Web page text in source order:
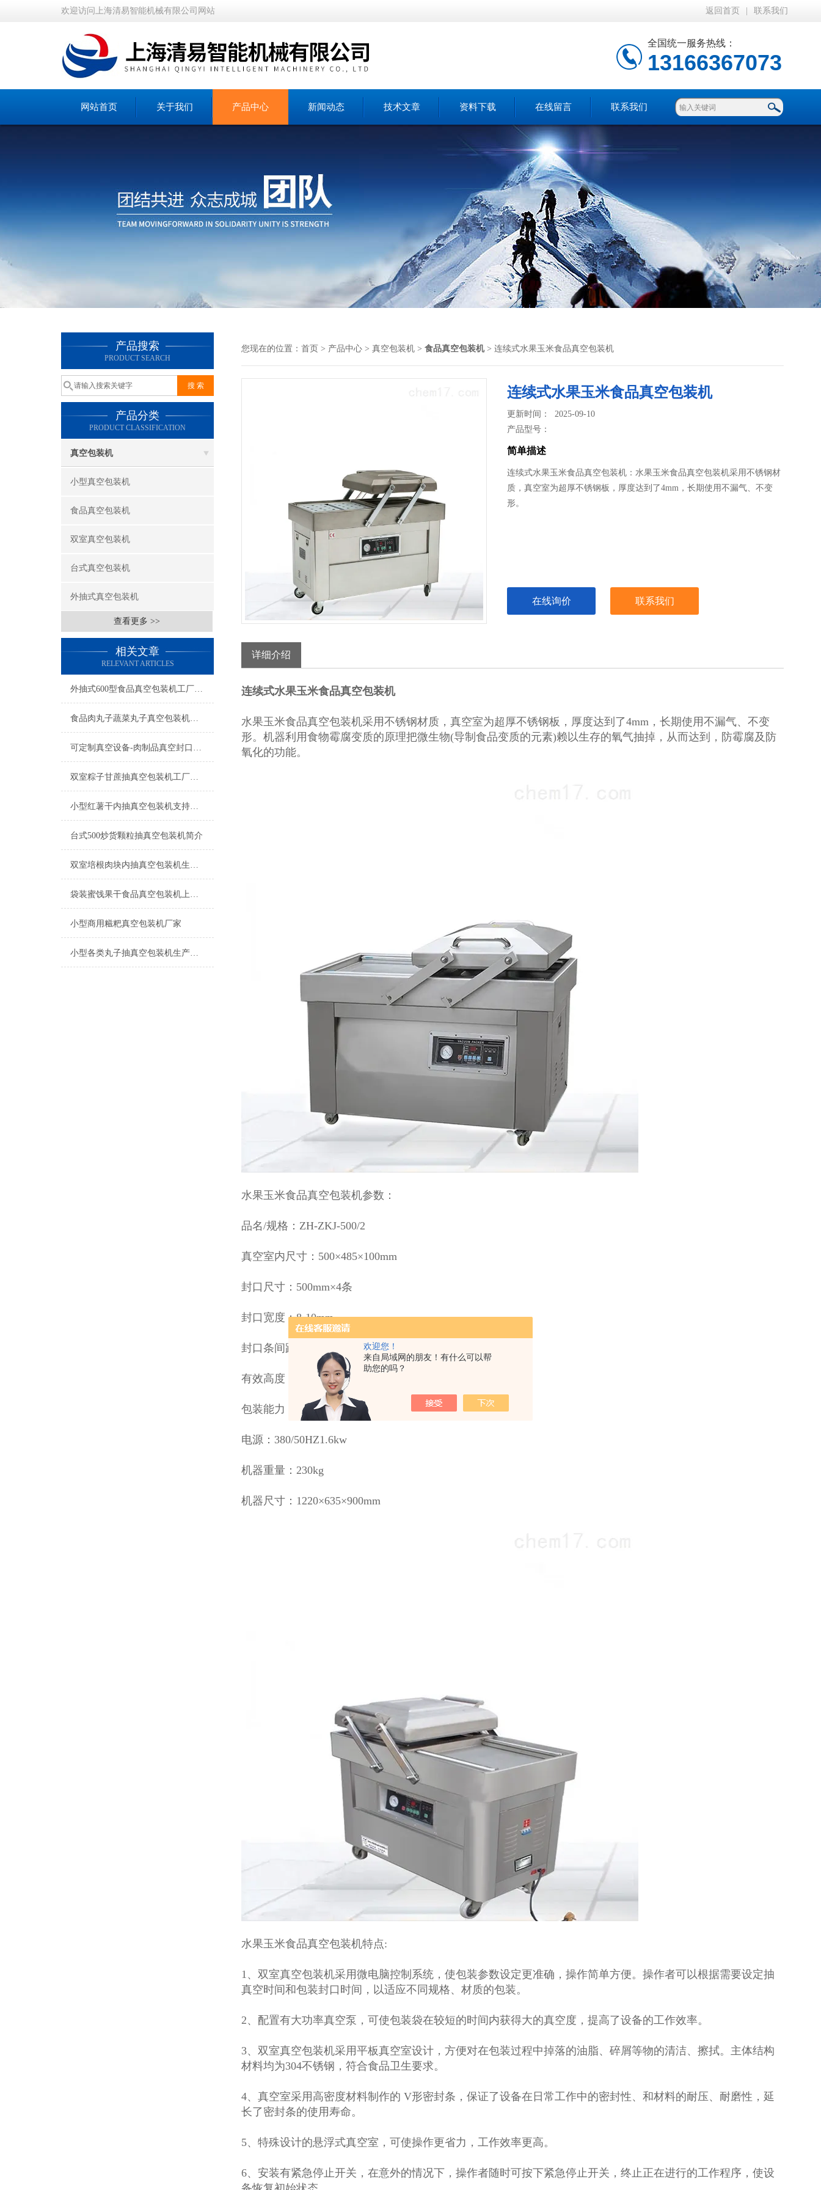
欢迎您！
来自局域网的朋友！有什么可以帮
助您的吗？
欢迎访问上海清易智能机械有限公司网站 返回首页 联系我们
全国统一服务热线：
13166367073
网站首页 关于我们 产品中心 新闻动态 技术文章 资料下载 在线留言 联系我们
产品搜索
PRODUCT SEARCH
产品分类
PRODUCT CLASSIFICATION
真空包装机
小型真空包装机
食品真空包装机
双室真空包装机
台式真空包装机
外抽式真空包装机
查看更多 >>
相关文章
RELEVANT ARTICLES
外抽式600型食品真空包装机工厂生产
食品肉丸子蔬菜丸子真空包装机操作简单
可定制真空设备-肉制品真空封口机-食品真空包装机厂家
双室粽子甘蔗抽真空包装机工厂生产
小型红薯干内抽真空包装机支持定制
台式500炒货颗粒抽真空包装机简介
双室培根肉块内抽真空包装机生产厂家
袋装蜜饯果干食品真空包装机上海厂家
小型商用糍粑真空包装机厂家
小型各类丸子抽真空包装机生产厂家
您现在的位置： 首页 > 产品中心 > 真空包装机 > 食品真空包装机> 连续式水果玉米食品真空包装机
连续式水果玉米食品真空包装机
更新时间： 2025-09-10
产品型号：
简单描述
连续式水果玉米食品真空包装机：水果玉米食品真空包装机采用不锈钢材
质，真空室为超厚不锈钢板，厚度达到了4mm，长期使用不漏气、不变
形。
在线询价 联系我们
详细介绍
连续式水果玉米食品真空包装机
水果玉米食品真空包装机采用不锈钢材质，真空室为超厚不锈钢板，厚度达到了4mm，长期使用不漏气、不变
形。机器利用食物霉腐变质的原理把微生物(导制食品变质的元素)赖以生存的氧气抽掉，从而达到，防霉腐及防
氧化的功能。
水果玉米食品真空包装机参数：
品名/规格：ZH-ZKJ-500/2
真空室内尺寸：500×485×100mm
封口尺寸：500mm×4条
封口宽度：8-10mm
封口条间距：420mm
有效高度：96mm
包装能力：130-180次/小时
电源：380/50HZ1.6kw
机器重量：230kg
机器尺寸：1220×635×900mm
水果玉米食品真空包装机特点:
1、双室真空包装机采用微电脑控制系统，使包装参数设定更准确，操作简单方便。操作者可以根据需要设定抽
真空时间和包装封口时间，以适应不同规格、材质的包装。
2、配置有大功率真空泵，可使包装袋在较短的时间内获得大的真空度，提高了设备的工作效率。
3、双室真空包装机采用平板真空室设计，方便对在包装过程中掉落的油脂、碎屑等物的清洁、擦拭。主体结构
材料均为304不锈钢，符合食品卫生要求。
4、真空室采用高密度材料制作的 V形密封条，保证了设备在日常工作中的密封性、和材料的耐压、耐磨性，延
长了密封条的使用寿命。
5、特殊设计的悬浮式真空室，可使操作更省力，工作效率更高。
6、安装有紧急停止开关，在意外的情况下，操作者随时可按下紧急停止开关，终止正在进行的工作程序，使设